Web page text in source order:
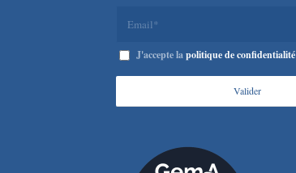
J'accepte lapolitique de confidentialité